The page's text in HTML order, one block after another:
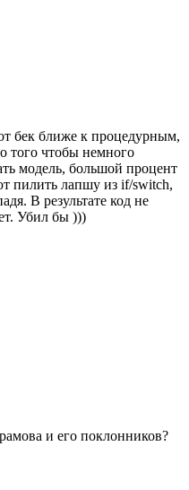
бек ближе к процедурным,
того чтобы немного
модель, большой процент
пилить лапшу из if/switch,
В результате код не
Убил бы )))
и его поклонников?